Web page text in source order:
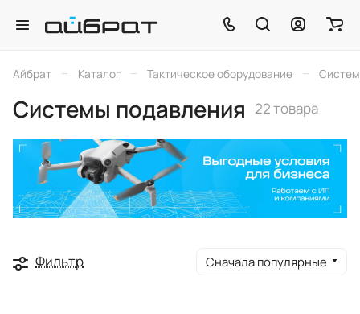
Айбрат – Каталог – Тактическое оборудование –
Системы подавления 22 товара
Фильтр Сначала популярные